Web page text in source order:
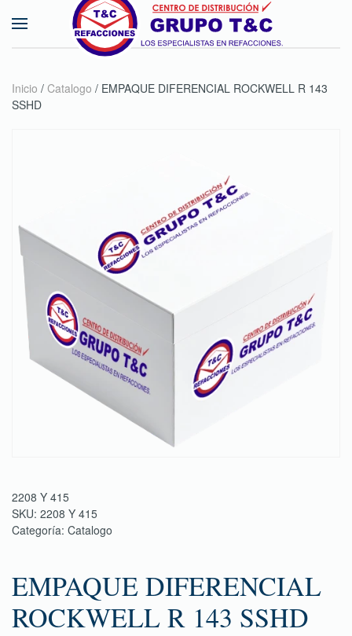
Skip to main content
Inicio / Catalogo / EMPAQUE DIFERENCIAL ROCKWELL R 143
SSHD
2208 Y 415
SKU: 2208 Y 415
Categoría: Catalogo
EMPAQUE DIFERENCIAL
ROCKWELL R 143 SSHD